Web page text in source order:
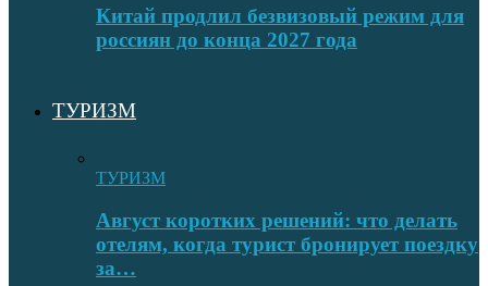
Китай продлил безвизовый режим для
россиян до конца 2027 года
ТУРИЗМ
ТУРИЗМ
Август коротких решений: что делать
отелям, когда турист бронирует поездку
за…